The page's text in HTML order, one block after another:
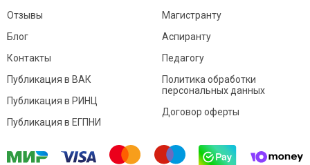
Отзывы
Блог
Контакты
Магистранту
Аспиранту
Педагогу
Публикация в ВАК
Публикация в РИНЦ
Публикация в ЕГПНИ
Политика обработки
персональных данных
Договор оферты